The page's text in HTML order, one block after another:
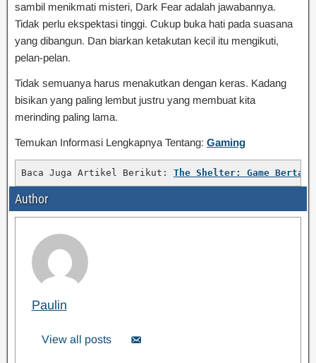
sambil menikmati misteri, Dark Fear adalah jawabannya.
Tidak perlu ekspektasi tinggi. Cukup buka hati pada suasana
yang dibangun. Dan biarkan ketakutan kecil itu mengikuti,
pelan-pelan.
Tidak semuanya harus menakutkan dengan keras. Kadang
bisikan yang paling lembut justru yang membuat kita
merinding paling lama.
Temukan Informasi Lengkapnya Tentang: Gaming
Baca Juga Artikel Berikut: The Shelter: Game
Author
Paulin
View all posts